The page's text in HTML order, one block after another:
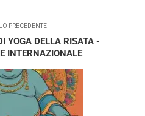
PRECEDENTE
YOGA DELLA RISATA -
INTERNAZIONALE